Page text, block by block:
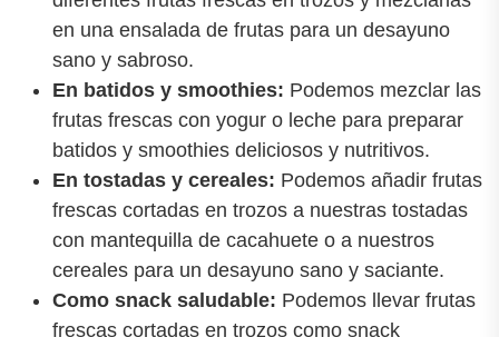
en una ensalada de frutas para un desayuno
sano y sabroso.
En batidos y smoothies: Podemos mezclar las
frutas frescas con yogur o leche para preparar
batidos y smoothies deliciosos y nutritivos.
En tostadas y cereales: Podemos añadir frutas
frescas cortadas en trozos a nuestras tostadas
con mantequilla de cacahuete o a nuestros
cereales para un desayuno sano y saciante.
Como snack saludable: Podemos llevar frutas
frescas cortadas en trozos como snack